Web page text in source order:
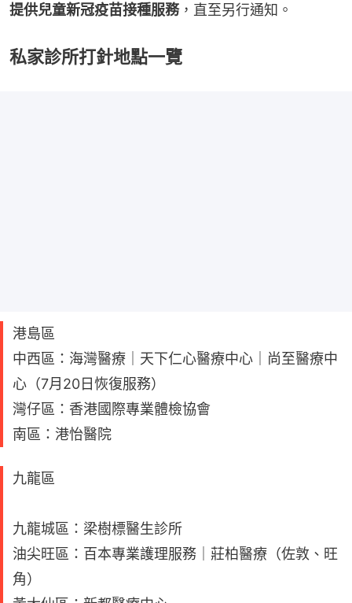
提供兒童新冠疫苗接種服務，直至另行通知。
私家診所打針地點一覽
港島區
中西區：海灣醫療｜天下仁心醫療中心｜尚至醫療中
心（7月20日恢復服務）
灣仔區：香港國際專業體檢協會
南區：港怡醫院
九龍區
九龍城區：梁樹標醫生診所
油尖旺區：百本專業護理服務｜莊柏醫療（佐敦、旺
角）